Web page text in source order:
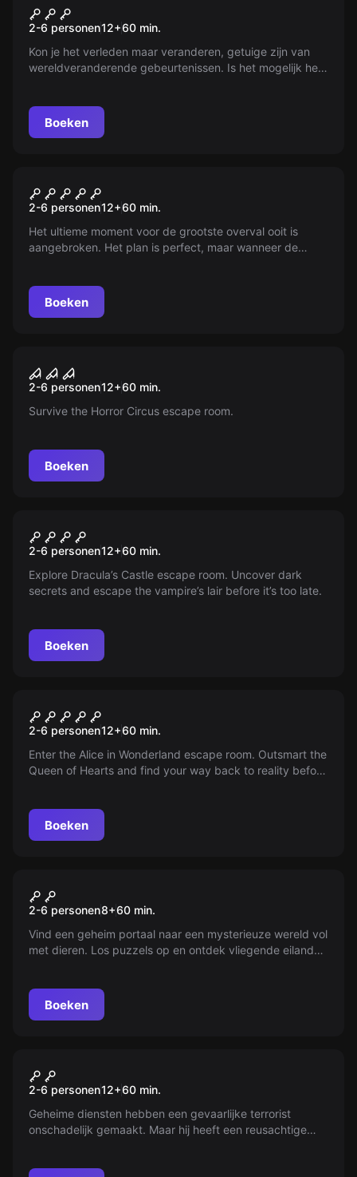
Chernobyl VR
2-6 personen12+60 min.
Kon je het verleden maar veranderen, getuige zijn van
wereldveranderende gebeurtenissen. Is het mogelijk het
het ongeluk. Wat volgde er na?
Boeken
Nieuw
De missie van de professor
2-6 personen12+60 min.
Het ultieme moment voor de grootste overval ooit is
aangebroken. Het plan is perfect, maar wanneer de
Het grootste gevaar schuilt in jezelf.
Boeken
Nieuw
Horror Circus
2-6 personen12+60 min.
Survive the Horror Circus escape room.
Boeken
Nieuw
Dracula
2-6 personen12+60 min.
Explore Dracula’s Castle escape room. Uncover dark
secrets and escape the vampire’s lair before it’s too late.
Boeken
Nieuw
Alice In Wonderland
2-6 personen12+60 min.
Enter the Alice in Wonderland escape room. Outsmart the
Queen of Hearts and find your way back to reality before
Boeken
Jungle Quest VR
2-6 personen8+60 min.
Vind een geheim portaal naar een mysterieuze wereld vol
met dieren. Los puzzels op en ontdek vliegende eilanden
Boeken
Mission Sigma VR
2-6 personen12+60 min.
Geheime diensten hebben een gevaarlijke terrorist
onschadelijk gemaakt. Maar hij heeft een reusachtige